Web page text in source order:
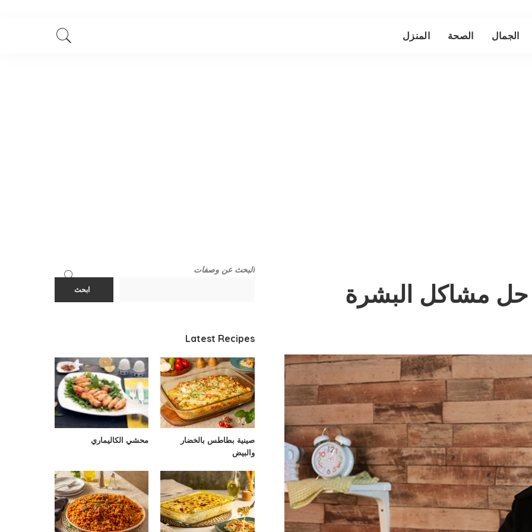
الجمال الصحة المنزل
البحث عن وصفات
ابحث
Latest Recipes
صينية بطاطس بالخضار
والبيض
محشي الكاليماري